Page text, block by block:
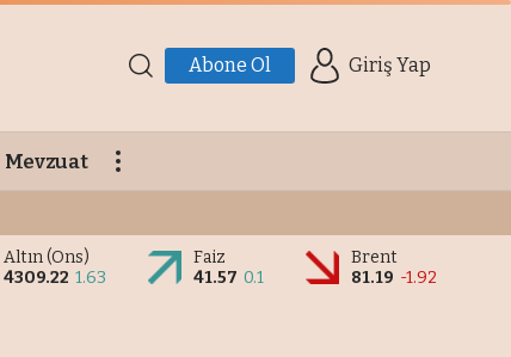
Abone Ol Giriş Yap
Mevzuat
Altın (Ons)
4309.22 1.63
Faiz
41.57 0.1
Brent
81.19 -1.92